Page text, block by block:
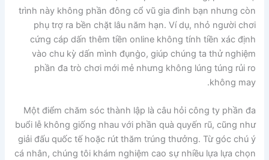
trình này không phần đông cổ vũ gia đình bạn nhưng còn
phụ trợ ra bền chặt lâu năm hạn. Ví dụ, nhỏ người chơi
cứng cáp dấn thêm tiền online không tính tiền xác định
vào chu kỳ dấn mình đụng̀o, giúp chúng ta thử nghiệm
phần đa trò chơi mới mẻ nhưng không lúng túng rủi ro
không may.
Một điểm chăm sóc thành lập là câu hỏi công ty phần đa
buổi lễ không giống nhau với phần quà quyến rũ, cũng như
giải đấu quốc tế hoặc rút thăm trúng thưởng. Từ góc chú ý
cá nhân, chúng tôi khám nghiệm cao sự nhiều lựa lựa chọn